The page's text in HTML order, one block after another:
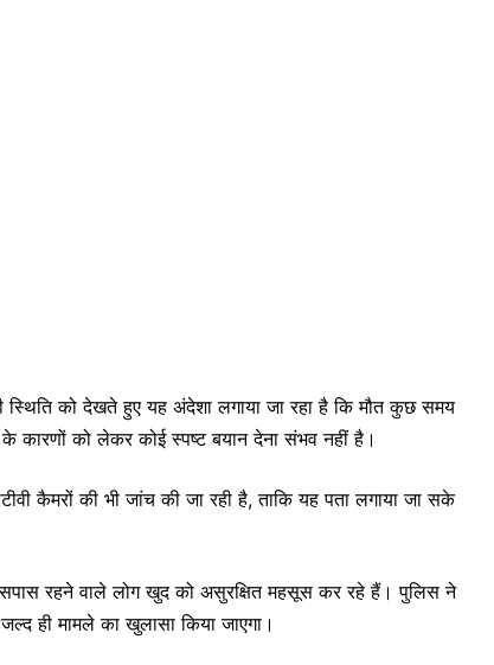
को देखते हुए यह अंदेशा लगाया जा रहा है कि मौत कुछ समय
के कारणों को लेकर कोई स्पष्ट बयान देना संभव नहीं है।
कैमरों की भी जांच की जा रही है, ताकि यह पता लगाया जा सके
रहने वाले लोग खुद को असुरक्षित महसूस कर रहे हैं। पुलिस ने
ही मामले का खुलासा किया जाएगा।